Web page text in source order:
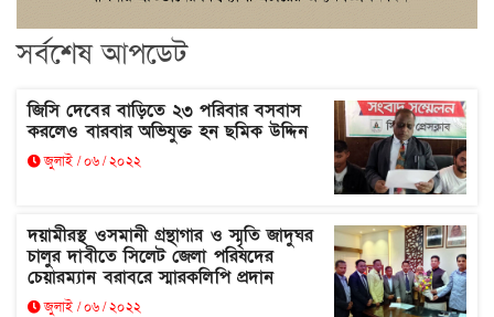
সর্বশেষ আপডেট
জিসি দেবের বাড়িতে ২৩ পরিবার বসবাস
করলেও বারবার অভিযুক্ত হন ছমিক উদ্দিন
জুলাই / ০৬ / ২০২২
দয়ামীরস্থ ওসমানী গ্রন্থাগার ও স্মৃতি জাদুঘর
চালুর দাবীতে সিলেট জেলা পরিষদের
চেয়ারম্যান বরাবরে স্মারকলিপি প্রদান
জুলাই / ০৬ / ২০২২